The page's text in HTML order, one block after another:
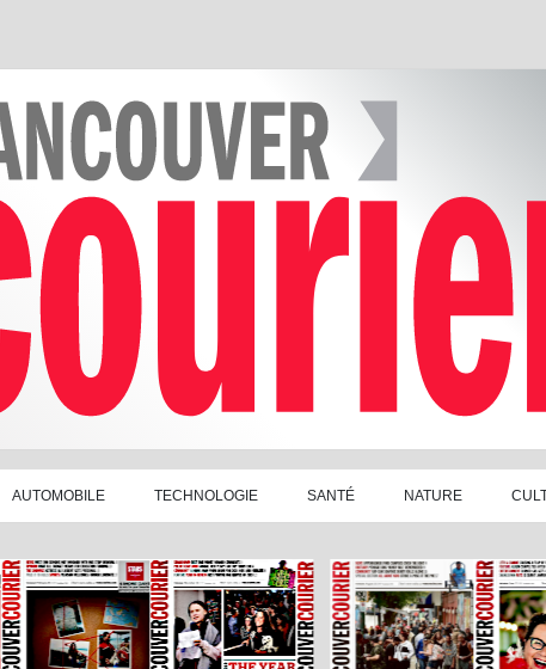
AUTOMOBILE TECHNOLOGIE SANTÉ NATURE